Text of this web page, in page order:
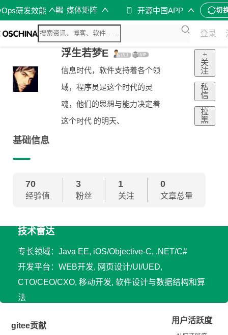
研发效能 媒体矩阵 开源中国APP 切
登录
浮生若梦E
信息时代，软件支持着各个领
域，程序员是这个时代的灵
魂，他们的思想与能力决定着
这个时代 的明天、
+
关
注
私
信
拉
黑
基础信息
70
经验值
3
粉丝
1
关注
0
文章总量
技术雷达
专长领域：Java EE, iOS/Objective-C, .NET/C#
开发平台：WEB开发, 网页设计/UI/UED,
CTO/CEO/CXO, 移动开发, 软件设计与数据结构和算
法
gitee贡献
用户活跃度